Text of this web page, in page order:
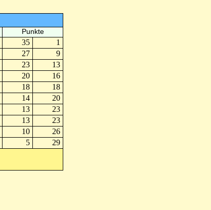
Punkte
35
1
27
9
23
13
20
16
18
18
14
20
13
23
13
23
10
26
5 29